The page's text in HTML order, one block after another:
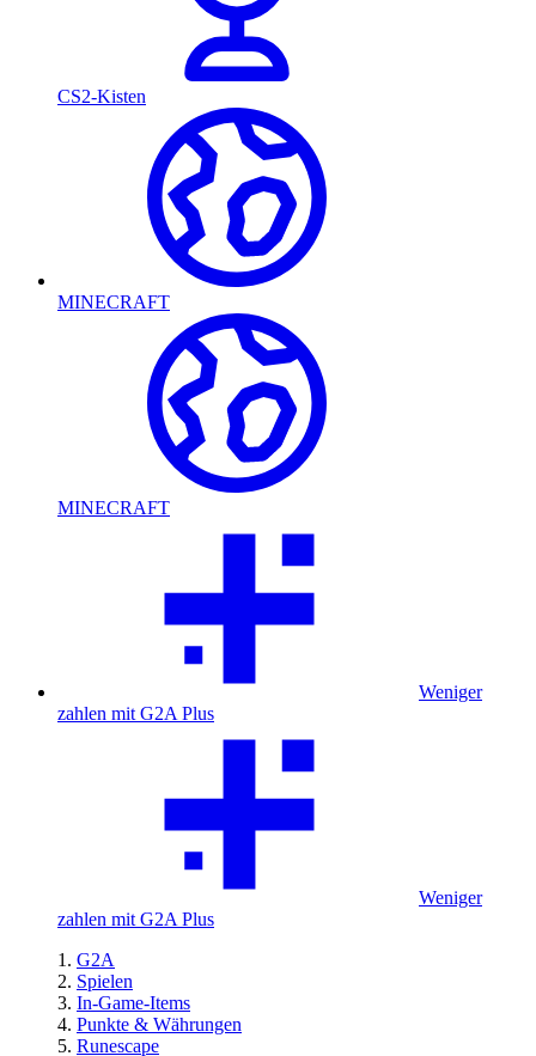
CS2-Kisten
MINECRAFT
MINECRAFT
Weniger
zahlen mit G2A Plus
Weniger
zahlen mit G2A Plus
G2A
Spielen
In-Game-Items
Punkte & Währungen
Runescape